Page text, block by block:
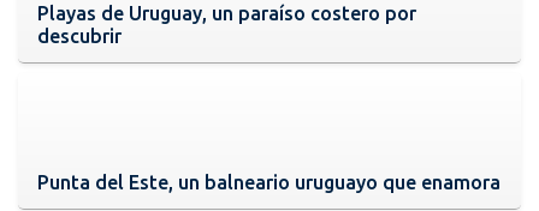
Playas de Uruguay, un paraíso costero por
descubrir
Punta del Este, un balneario uruguayo que enamora